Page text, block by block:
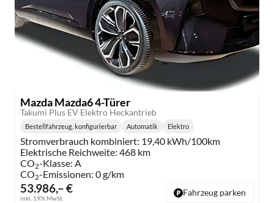
Mazda Mazda6 4-Türer
Takumi Plus EV Elektro Heckantrieb
53.986,– €
inkl. 19% MwSt.
Bestellfahrzeug, konfigurierbar Automatik Elektro
Stromverbrauch kombiniert: 19,40 kWh/100km
Elektrische Reichweite: 468 km
CO2-Klasse: A
CO2-Emissionen: 0 g/km
Fahrzeug parken